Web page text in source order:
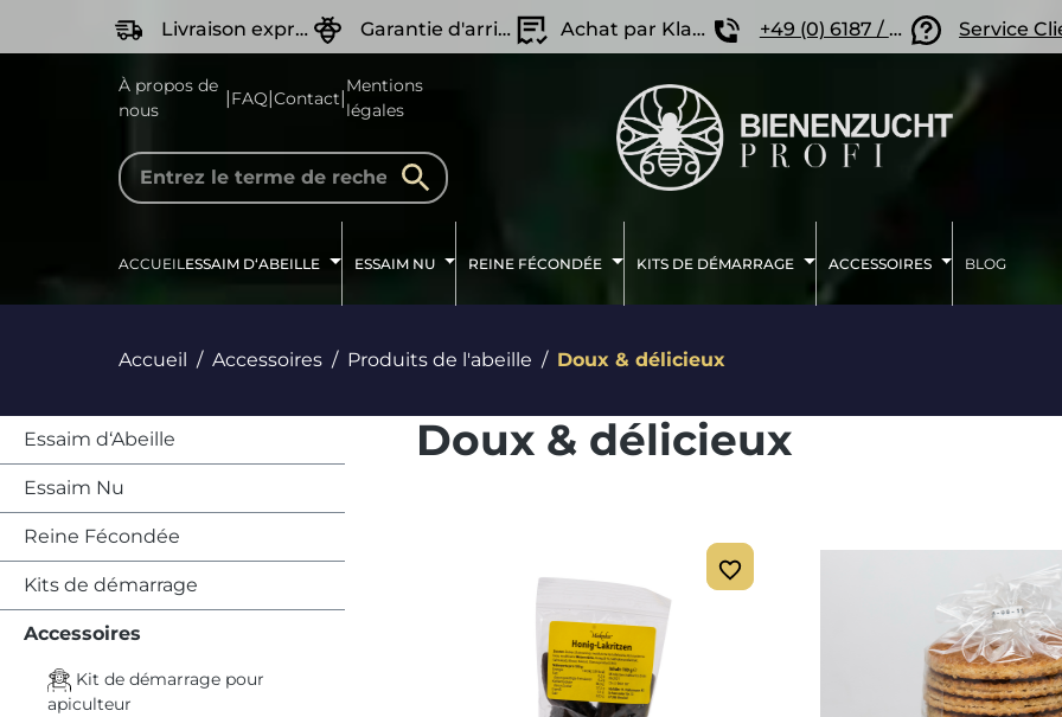
Passer à la navigation principale
Livraison express Garantie d'arrivée Vivante Achat par Klarna +49 (0) 6187 / 207 57 86 Service
À propos de
nous
|FAQ|Contact|
Mentions
légales
ACCUEILESSAIM D‘ABEILLE ESSAIM NU REINE FÉCONDÉE KITS DE DÉMARRAGE ACCESSOIRES BLOG
Accueil Accessoires Produits de l'abeille Doux & délicieux
Essaim d‘Abeille
Essaim Nu
Reine Fécondée
Kits de démarrage
Accessoires
Kit de démarrage pour
apiculteur
Doux & délicieux